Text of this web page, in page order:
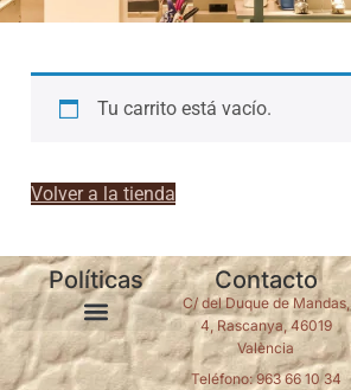
Tu carrito está vacío.
Volver a la tienda
Políticas Contacto
C/ del Duque de Mandas,
4, Rascanya, 46019
València
Teléfono: 963 66 10 34